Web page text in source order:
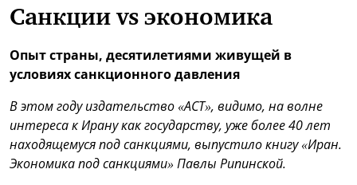
Санкции vs экономика
Опыт страны, десятилетиями живущей в
условиях санкционного давления
В этом году издательство «АСТ», видимо, на волне
интереса к Ирану как государству, уже более 40 лет
находящемуся под санкциями, выпустило книгу «Иран.
Экономика под санкциями» Павлы Рипинской.